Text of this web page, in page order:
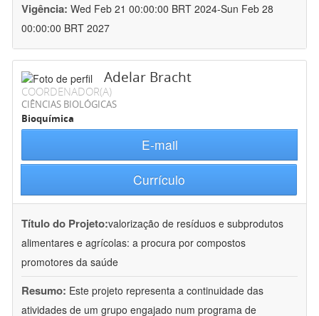
Vigência: Wed Feb 21 00:00:00 BRT 2024-Sun Feb 28
00:00:00 BRT 2027
Adelar Bracht
COORDENADOR(A)
CIÊNCIAS BIOLÓGICAS
Bioquímica
E-mail
Currículo
Título do Projeto:valorização de resíduos e subprodutos
alimentares e agrícolas: a procura por compostos
promotores da saúde
Resumo: Este projeto representa a continuidade das
atividades de um grupo engajado num programa de